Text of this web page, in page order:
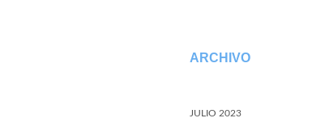
ARCHIVO
JULIO 2023